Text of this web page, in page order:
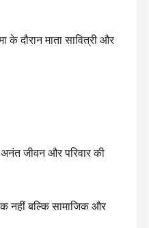
दौरान माता सावित्री और
जीवन और परिवार की
नहीं बल्कि सामाजिक और